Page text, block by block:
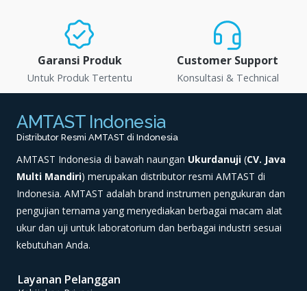
Garansi Produk
Untuk Produk Tertentu
Customer Support
Konsultasi & Technical
AMTAST Indonesia
Distributor Resmi AMTAST di Indonesia
AMTAST Indonesia di bawah naungan Ukurdanuji (CV. Java
Multi Mandiri) merupakan distributor resmi AMTAST di
Indonesia. AMTAST adalah brand instrumen pengukuran dan
pengujian ternama yang menyediakan berbagai macam alat
ukur dan uji untuk laboratorium dan berbagai industri sesuai
kebutuhan Anda.
Layanan Pelanggan